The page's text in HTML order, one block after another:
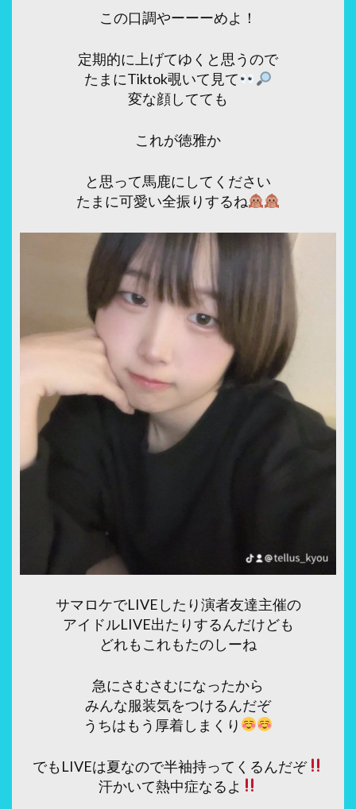
この口調やーーーめよ！
定期的に上げてゆくと思うので
たまにTiktok覗いて見て
変な顔してても
これが徳雅か
と思って馬鹿にしてください
たまに可愛い全振りするね
サマロケでLIVEしたり演者友達主催の
アイドルLIVE出たりするんだけども
どれもこれもたのしーね
急にさむさむになったから
みんな服装気をつけるんだぞ
うちはもう厚着しまくり
でもLIVEは夏なので半袖持ってくるんだぞ
汗かいて熱中症なるよ